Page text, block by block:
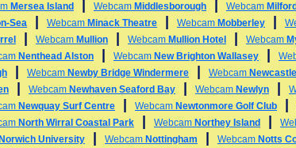
Mersea Island Webcam Middlesborough Webcam
Sea Webcam Minack Theatre Webcam Mobberley
Webcam Mullion Webcam Mullion Hotel Webcam
Nenthead Alston Webcam New Brighton Wallasey
Webcam Newby Bridge Windermere Webcam Newcastle
Webcam Newhaven Seaford Bay Webcam Newlyn
Newquay Surf Centre Webcam Newtonmore Golf Club
North Wirral Coastal Park Webcam Northey Island
Norwich University Webcam Nottingham Webcam Notts